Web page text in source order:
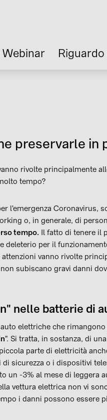
Riguardo
preservarle in
rivolte principalmente
tempo?
l'emergenza Coronavirus,
o, in generale, di
tempo. Il fatto di tenere il
deleterio per il
attenzioni vanno rivolte
subiscano gravi danni
nelle batterie di
elettriche che
". Si tratta, in sostanza, di
parte di elettricità
sicurezza o i dispositivi
un -3% al mese di leggera
vettura elettrica non vi
i danni possono essere